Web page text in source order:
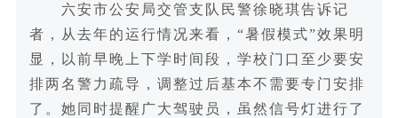
六安市公安局交管支队民警徐晓琪告诉记
者，从去年的运行情况来看，“暑假模式”效果明
显，以前早晚上下学时间段，学校门口至少要安
排两名警力疏导，调整过后基本不需要专门安排
了。她同时提醒广大驾驶员，虽然信号灯进行了